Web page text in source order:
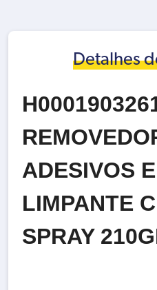
Detalhes
ADESIVOS
LIMPANTE
SPRAY